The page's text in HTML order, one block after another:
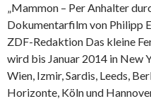
„Mammon – Per Anhalter
Dokumentarfilm von Philipp
ZDF-Redaktion Das kleine
wird bis Januar 2014 in New
Wien, Izmir, Sardis, Leeds,
Horizonte, Köln und